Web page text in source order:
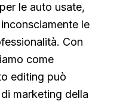
le auto usate,
le
Con
come
editing può
marketing della